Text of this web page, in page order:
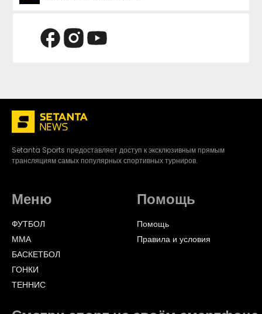
Setanta Sports предоставляет доступ к эксклюзивным прямым
трансляциям самых популярных спортивных турниров.
Меню
ФУТБОЛ
ММА
БАСКЕТБОЛ
ГОНКИ
ТЕННИС
Помощь
Помощь
Правила и условия